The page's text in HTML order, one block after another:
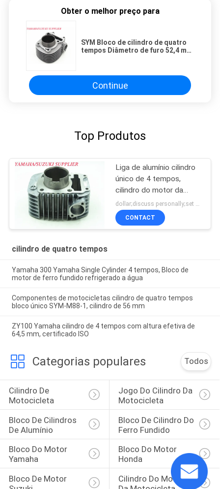
Obter o melhor preço para
SYM Bloco de cilindro de quatro
tempos Diâmetro de furo 52,4 mm
Continue
Top Produtos
Liga de alumínio cilindro
único de 4 tempos,
cilindro do motor da
moto Super Splendor
dollar;discuss personally;set MOQ:Negociação
CONTACT
cilindro de quatro tempos
Yamaha 300 Yamaha Single Cylinder 4 tempos, Bloco de
motor de ferro fundido refrigerado a água
Componentes de motocicletas cilindro de quatro tempos
bloco único SYM-M88-1, cilindro de 56 mm
ZY100 Yamaha cilindro de 4 tempos com altura efetiva de
64,5 mm, certificado ISO
Categorias populares Todos
Cilindro De
Motocicleta
Jogo Do Cilindro Da
Motocicleta
Bloco De Cilindros
De Alumínio
Bloco De Cilindro Do
Ferro Fundido
Bloco Do Motor
Yamaha
Bloco Do Motor
Honda
Bloco De Motor
Cilindro Do Motor